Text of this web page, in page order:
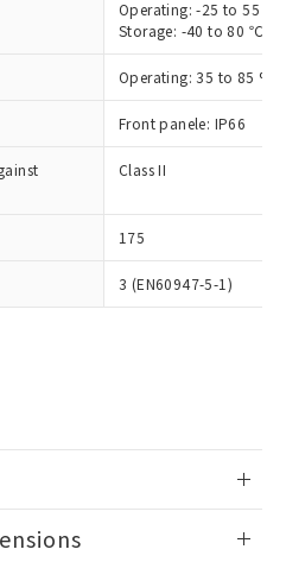
Operating: -25 to 55 ℃
Storage: -40 to 80 ℃
Operating: 35 to 85 %
Front panele: IP66
Class II
175
3 (EN60947-5-1)
（部品リスト作成サー
いただくには、I-Web
登録されている必要が
ブサイト上で当社にご
リストについて、当社
同利用者が、当社の製
関するお客様との取
な範囲で利用すること
。
"個人情報
して"
の「1.共同利
記載されている法人を
ります。
ウンロード
ダウンロードするこ
質）の非含有証明書
書（当社基準）
点で非含有を証明す
おりました。
への在庫切替を完了
環境に深刻な影響を
当社販売部門へお問
それがある場合は、取
種、また在庫状況の
していない機種